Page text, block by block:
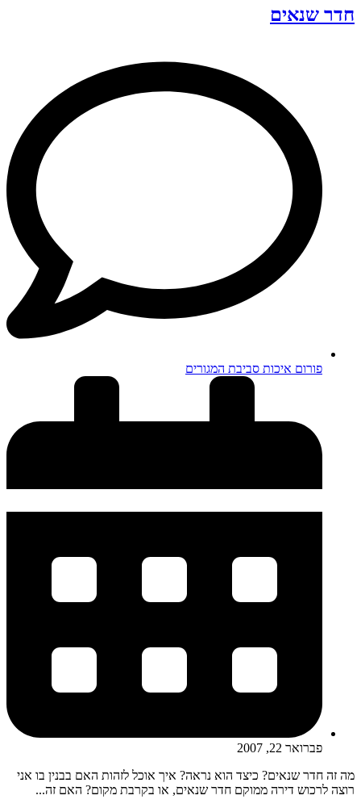
חדר שנאים
פורום איכות סביבת המגורים
פברואר 22, 2007
מה זה חדר שנאים? כיצד הוא נראה? איך אוכל לזהות האם בבנין בו אני
רוצה לרכוש דירה ממוקם חדר שנאים, או בקרבת מקום? האם זה...